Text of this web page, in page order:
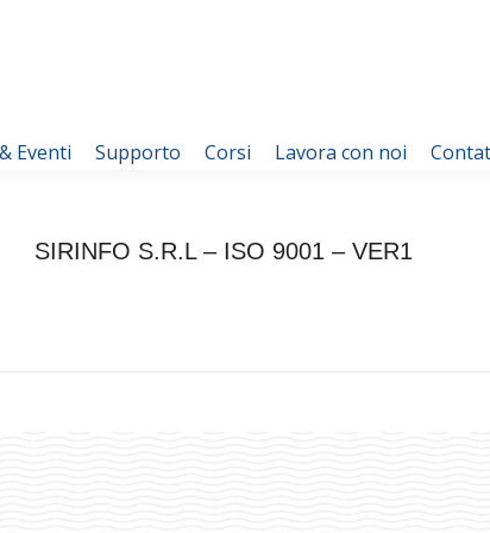
Eventi Supporto Corsi Lavora con noi
SIRINFO S.R.L – ISO 9001 – VER1